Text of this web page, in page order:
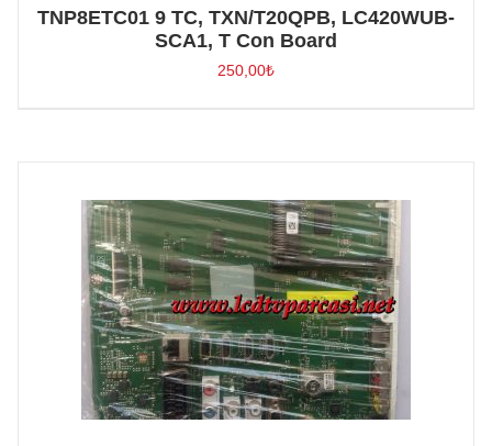
TNP8ETC01 9 TC, TXN/T20QPB, LC420WUB-
SCA1, T Con Board
250,00₺